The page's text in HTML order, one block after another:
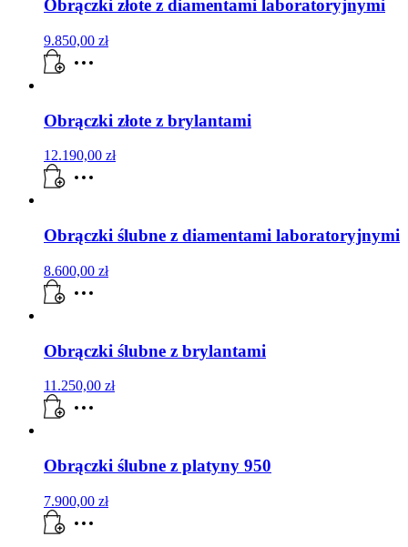
Obrączki złote z diamentami laboratoryjnymi
9.850,00 zł
Obrączki złote z brylantami
12.190,00 zł
Obrączki ślubne z diamentami laboratoryjnymi
8.600,00 zł
Obrączki ślubne z brylantami
11.250,00 zł
Obrączki ślubne z platyny 950
7.900,00 zł